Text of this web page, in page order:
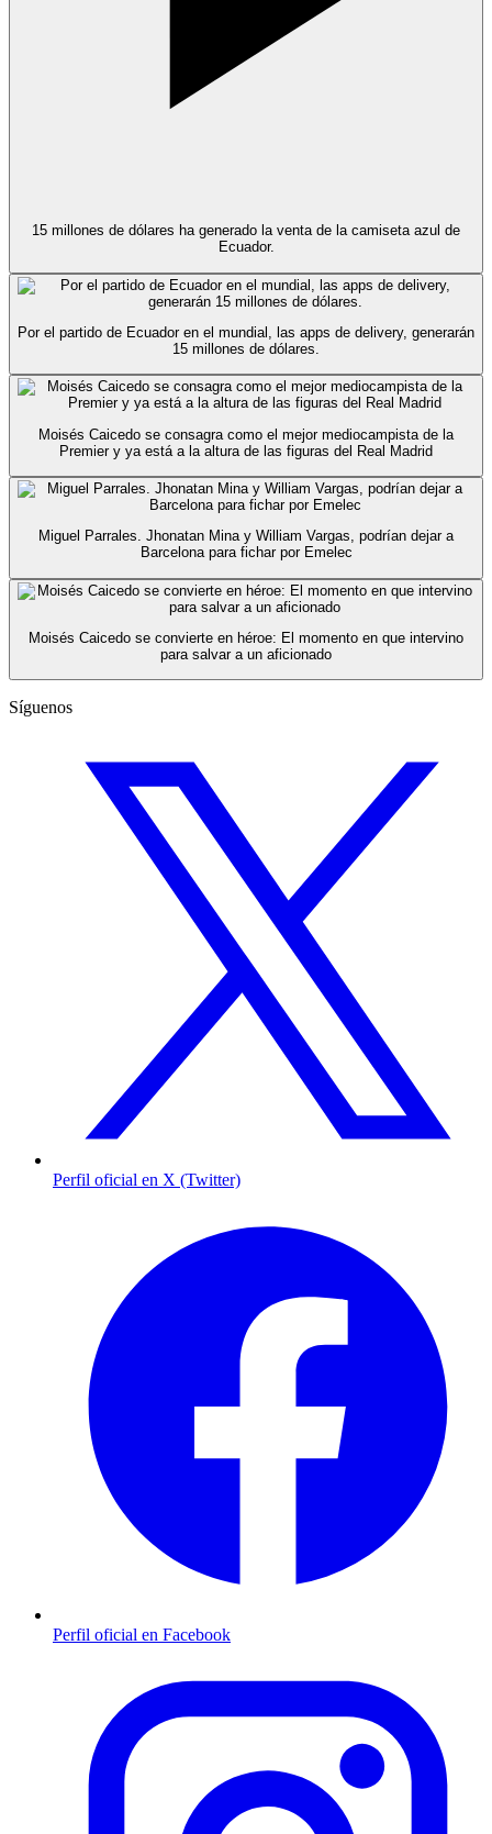
15 millones de dólares ha generado la venta de la camiseta azul de
Ecuador.
Por el partido de Ecuador en el mundial, las apps de delivery, generarán
15 millones de dólares.
Moisés Caicedo se consagra como el mejor mediocampista de la
Premier y ya está a la altura de las figuras del Real Madrid
Miguel Parrales. Jhonatan Mina y William Vargas, podrían dejar a
Barcelona para fichar por Emelec
Moisés Caicedo se convierte en héroe: El momento en que intervino
para salvar a un aficionado
Síguenos
Perfil oficial en X (Twitter)
Perfil oficial en Facebook